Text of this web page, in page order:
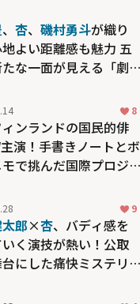
、 杏、 磯村勇斗が織り
よい距離感も魅力 五
な一面が見える「劇
のグルメ」
8
ンランドの国民的俳
演！手書きノートとボ
で挑んだ国際プロジ
舞台裏「フィンラン
語、日本語が飛び交
した」
9
郎×杏、バディ感を
く演技が熱い！公取
にした痛快ミステリ
の番人」